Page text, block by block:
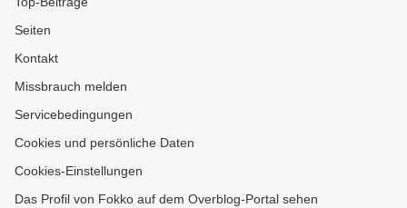
Seiten
Kontakt
Missbrauch melden
Servicebedingungen
Cookies und persönliche Daten
Cookies-Einstellungen
Das Profil von Fokko auf dem Overblog-Portal sehen